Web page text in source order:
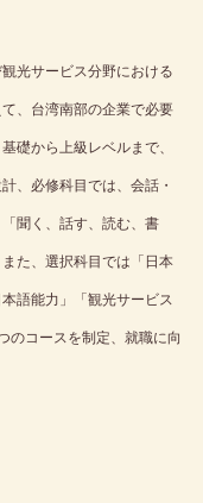
光サービス分野における
、台湾南部の企業で必要
礎から上級レベルまで、
、必修科目では、会話・
聞く、話す、読む、書
た、選択科目では「日本
語能力」「観光サービス
のコースを制定、就職に向